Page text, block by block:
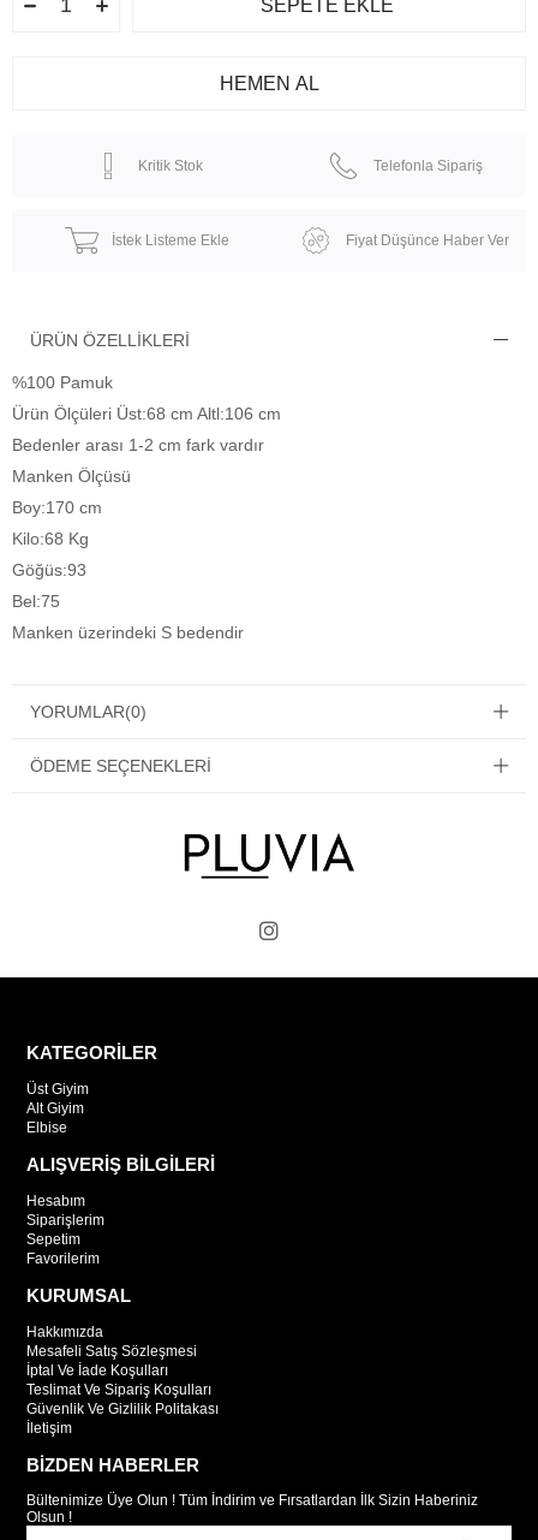
Kritik Stok Telefonla Sipariş
İstek Listeme Ekle Fiyat Düşünce Haber Ver
ÜRÜN ÖZELLIKLERI
%100 Pamuk
Ürün Ölçüleri Üst:68 cm Altl:106 cm
Bedenler arası 1-2 cm fark vardır
Manken Ölçüsü
Boy:170 cm
Kilo:68 Kg
Göğüs:93
Bel:75
Manken üzerindeki S bedendir
YORUMLAR(0)
ÖDEME SEÇENEKLERI
KATEGORİLER
Üst Giyim
Alt Giyim
Elbise
ALIŞVERİŞ BİLGİLERİ
Hesabım
Siparişlerim
Sepetim
Favorilerim
KURUMSAL
Hakkımızda
Mesafeli Satış Sözleşmesi
İptal Ve İade Koşulları
Teslimat Ve Sipariş Koşulları
Güvenlik Ve Gizlilik Politakası
İletişim
BİZDEN HABERLER
Bültenimize Üye Olun ! Tüm İndirim ve Fırsatlardan İlk Sizin Haberiniz
Olsun !